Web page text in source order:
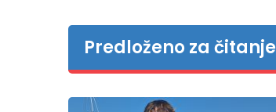
Predloženo za čitanje